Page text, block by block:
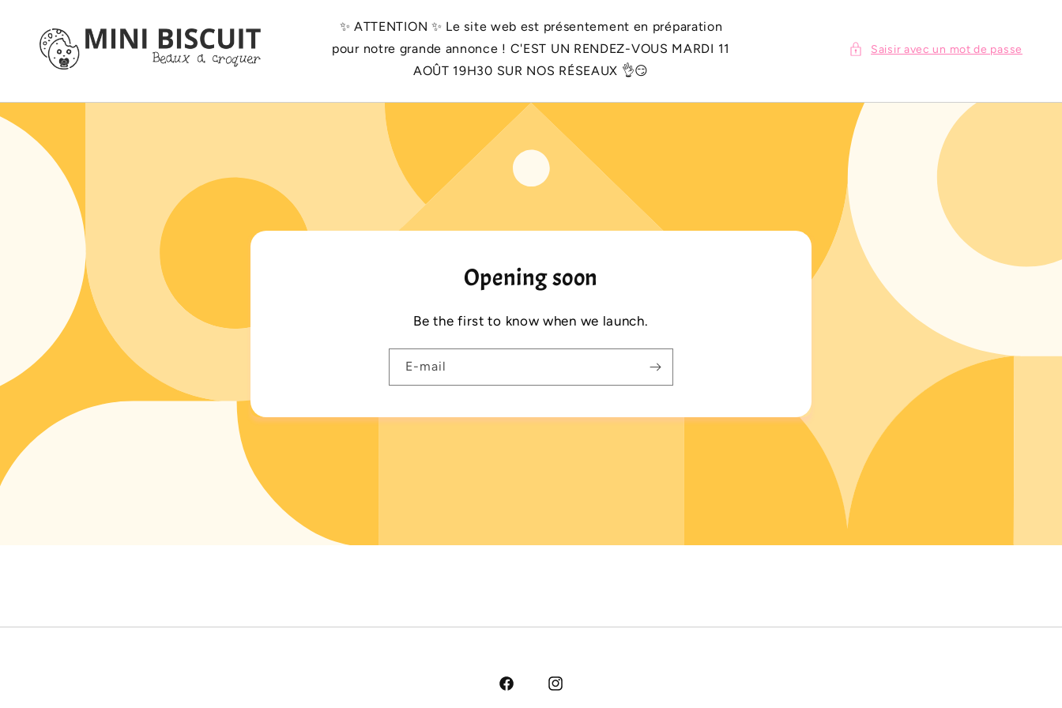
CONTENU
✨️ ATTENTION ✨️ Le site web est présentement en préparation
pour notre grande annonce ! C'EST UN RENDEZ-VOUS MARDI 11
AOÛT 19H30 SUR NOS RÉSEAUX 👌😏
Saisir avec un mot de passe
Opening soon
Be the first to know when we launch.
E-mail
Facebook Instagram